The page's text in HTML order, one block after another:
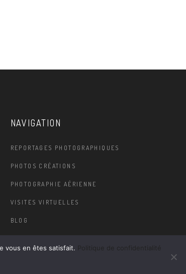
NAVIGATION
REPORTAGES PHOTOGRAPHIQUES
PHOTOS CRÉATIONS
PHOTOGRAPHIE AÉRIENNE
VISITES VIRTUELLES
BLOG
vous en êtes satisfait.
Politique de confidentialité